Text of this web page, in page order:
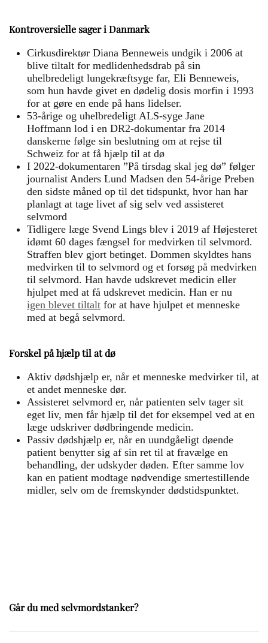
Kontroversielle sager i Danmark
Cirkusdirektør Diana Benneweis undgik i 2006 at
blive tiltalt for medlidenhedsdrab på sin
uhelbredeligt lungekræftsyge far, Eli Benneweis,
som hun havde givet en dødelig dosis morfin i 1993
for at gøre en ende på hans lidelser.
53-årige og uhelbredeligt ALS-syge Jane
Hoffmann lod i en DR2-dokumentar fra 2014
danskerne følge sin beslutning om at rejse til
Schweiz for at få hjælp til at dø
I 2022-dokumentaren ”På tirsdag skal jeg dø” følger
journalist Anders Lund Madsen den 54-årige Preben
den sidste måned op til det tidspunkt, hvor han har
planlagt at tage livet af sig selv ved assisteret
selvmord
Tidligere læge Svend Lings blev i 2019 af Højesteret
idømt 60 dages fængsel for medvirken til selvmord.
Straffen blev gjort betinget. Dommen skyldtes hans
medvirken til to selvmord og et forsøg på medvirken
til selvmord. Han havde udskrevet medicin eller
hjulpet med at få udskrevet medicin. Han er nu
igen blevet tiltalt for at have hjulpet et menneske
med at begå selvmord.
Forskel på hjælp til at dø
Aktiv dødshjælp er, når et menneske medvirker til, at
et andet menneske dør.
Assisteret selvmord er, når patienten selv tager sit
eget liv, men får hjælp til det for eksempel ved at en
læge udskriver dødbringende medicin.
Passiv dødshjælp er, når en uundgåeligt døende
patient benytter sig af sin ret til at fravælge en
behandling, der udskyder døden. Efter samme lov
kan en patient modtage nødvendige smertestillende
midler, selv om de fremskynder dødstidspunktet.
Går du med selvmordstanker?